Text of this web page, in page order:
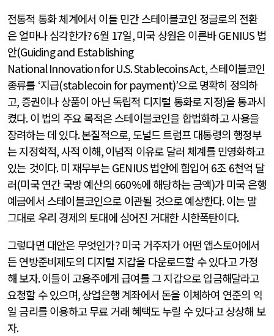
전통적 통화 체계에서 이들 민간 스테이블코인 정글로의 전환
은 얼마나 심각한가? 6월 17일,미국 상원은 이른바GENIUS 법
안(Guiding and Establishing
NationalInnovationforU.S.Stablecoins Act,스테이블코인
종류를 ‘지급(stablecoin for payment)’으로 명확히 정의하
고,증권이나 상품이 아닌 독립적 디지털 통화로 지정)을 통과시
켰다.이 법의 주요 목적은 스테이블코인을 합법화하고 사용을
장려하는 데 있다.본질적으로, 도널드 트럼프 대통령의 행정부
는 지정학적,사적 이해,이념적 이유로 달러 체계를 민영화하고
있는 것이다.미 재무부는GENIUS법안에 힘입어 6조 6천억 달
러(미국 연간 국방 예산의 660%에 해당하는 금액)가 미국 은행
예금에서 스테이블코인으로 이관될 것으로 예상한다.이는 말
그대로 우리 경제의 토대에 심어진 거대한 시한폭탄이다.
그렇다면 대안은 무엇인가?미국 거주자가 어떤 앱스토어에서
든 연방준비제도의 디지털 지갑을 다운로드할 수 있다고 가정
해 보자.이들이 고용주에게 급여를 그 지갑으로 입금해달라고
요청할 수 있으며,상업은행 계좌에서 돈을 이체하여 연준의 익
일 금리를 이용하고 무료 거래 혜택도 누릴 수 있다고 상상해 보
자.